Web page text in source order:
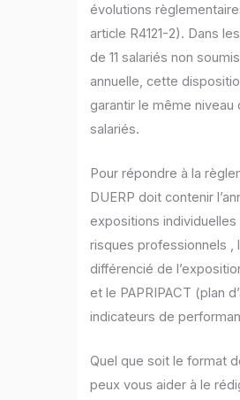
évolutions
article R4121-2). Dans
de 11 salariés non
annuelle, cette
garantir le même niveau
salariés.
Pour répondre à la
DUERP doit contenir
expositions
risques professionnels ,
différencié de
et le PAPRIPACT (plan
indicateurs de
Quel que soit le format
peux vous aider à le